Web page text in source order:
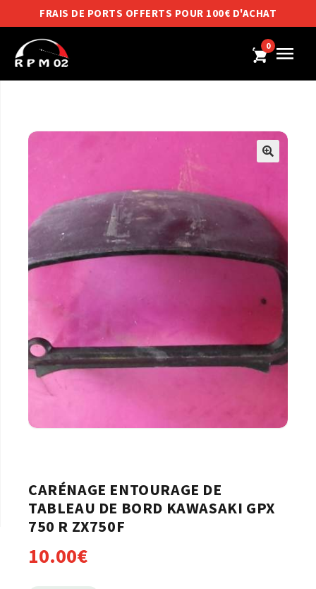
FRAIS DE PORTS OFFERTS POUR 100€ D'ACHAT
0
CARÉNAGE ENTOURAGE DE
TABLEAU DE BORD KAWASAKI GPX
750 R ZX750F
10.00€